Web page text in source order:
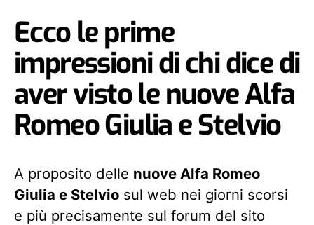
Ecco le prime
impressioni di chi dice di
aver visto le nuove Alfa
Romeo Giulia e Stelvio
A proposito delle nuove Alfa Romeo
Giulia e Stelvio sul web nei giorni scorsi
e più precisamente sul forum del sito